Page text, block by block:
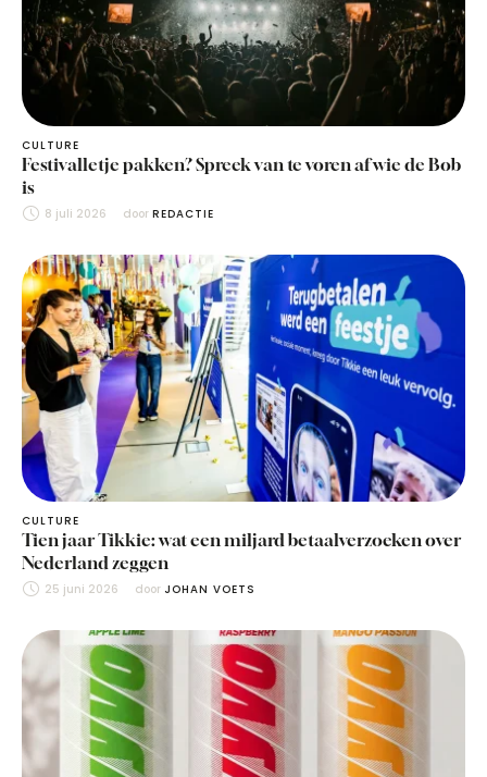
CULTURE
Festivalletje pakken? Spreek van te voren af wie de Bob
is
8 juli 2026 door REDACTIE
CULTURE
Tien jaar Tikkie: wat een miljard betaalverzoeken over
Nederland zeggen
25 juni 2026 door JOHAN VOETS